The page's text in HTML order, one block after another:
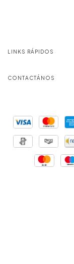
LINKS RÁPIDOS
CONTACTÁNOS